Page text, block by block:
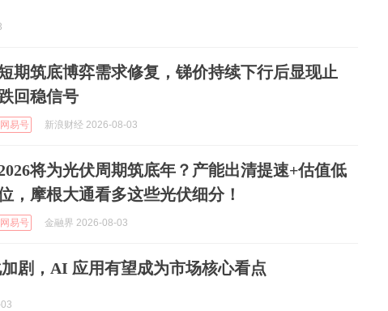
期筑底博弈需求修复，锑价持续下行后显现止
回稳信号
网易号 新浪财经 2026-08-03
将为光伏周期筑底年？产能出清提速+估值低
，摩根大通看多这些光伏细分！
网易号 金融界 2026-08-03
剧，AI 应用有望成为市场核心看点